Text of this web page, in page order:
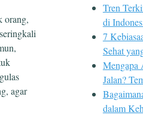
orang,
agar
Tren
di
7
Sehat
Mengapa
Jalan?
dalam